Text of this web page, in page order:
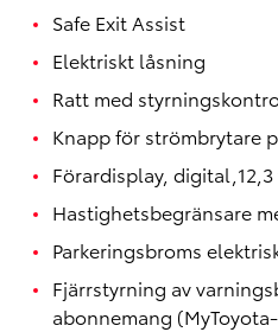
Safe Exit Assist
Elektriskt låsning
Ratt med
Knapp för strömbrytare
Förardisplay,
Hastighetsbegränsare
Parkeringsbroms
Fjärrstyrning av
abonnemang